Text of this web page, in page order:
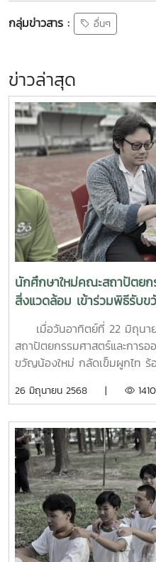
กลุ่มข่าวสาร : อื่นๆ
ข่าวล่าสุด
นักศึกษาใหม่คณะสถาปัตยก
สิ่งแวดล้อม เข้าร่วมพิธีรับ
ร้อยดวงใจ สานสายใยอินทนิล
เมื่อวันอาทิตย์ที่ 22 มิถุนา
สถาปัตยกรรมศาสตร์และการ
ขวัญน้องใหม่ กลัดเข็มผูกไท ร้
กิจกรรมเสริมสร้างอัตลักษณ์ลู
มหาวิทยาลัย โดยมี อาจารย์
สาร คณบดี พร้อมด้วย ผู้ช่วย
คณบดี เป็นตัวแทนผู้บริหารแล
ให้แก่นักศึกษาใหม่ ณ สนามกี
จังหวัดเชียงใหม่
26 มิถุนายน 2568 |